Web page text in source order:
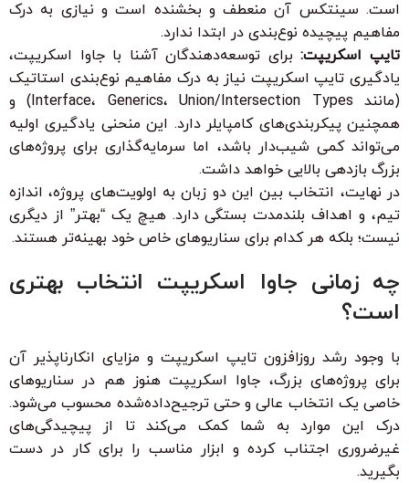
است. سینتکس آن منعطف و بخشنده است و نیازی به درک
مفاهیم پیچیده نوع‌بندی در ابتدا ندارد.
تایپ اسکریپت:برای توسعه‌دهندگان آشنا با جاوا اسکریپت،
یادگیری تایپ اسکریپت نیاز به درک مفاهیم نوع‌بندی استاتیک
(مانند Interface، Generics، Union/Intersection Types) و
همچنین پیکربندی‌های کامپایلر دارد. این منحنی یادگیری اولیه
می‌تواند کمی شیب‌دار باشد، اما سرمایه‌گذاری برای پروژه‌های
بزرگ بازدهی بالایی خواهد داشت.
در نهایت، انتخاب بین این دو زبان به اولویت‌های پروژه، اندازه
تیم، و اهداف بلندمدت بستگی دارد. هیچ یک “بهتر” از دیگری
نیست؛ بلکه هر کدام برای سناریوهای خاص خود بهینه‌تر هستند.
چه زمانی جاوا اسکریپت انتخاب بهتری
است؟
با وجود رشد روزافزون تایپ اسکریپت و مزایای انکارناپذیر آن
برای پروژه‌های بزرگ، جاوا اسکریپت هنوز هم در سناریوهای
خاصی یک انتخاب عالی و حتی ترجیح‌داده‌شده محسوب می‌شود.
درک این موارد به شما کمک می‌کند تا از پیچیدگی‌های
غیرضروری اجتناب کرده و ابزار مناسب را برای کار در دست
بگیرید.